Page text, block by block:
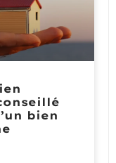
bien